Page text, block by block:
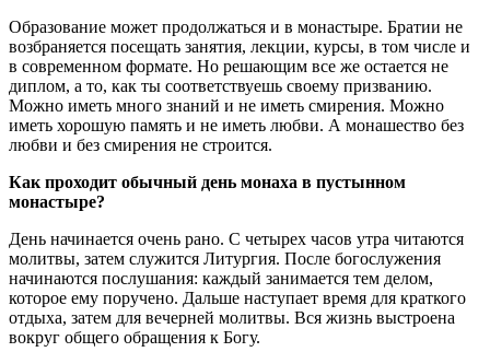
Образование может продолжаться и в монастыре. Братии не
возбраняется посещать занятия, лекции, курсы, в том числе и
в современном формате. Но решающим все же остается не
диплом, а то, как ты соответствуешь своему призванию.
Можно иметь много знаний и не иметь смирения. Можно
иметь хорошую память и не иметь любви. А монашество без
любви и без смирения не строится.
Как проходит обычный день монаха в пустынном
монастыре?
День начинается очень рано. С четырех часов утра читаются
молитвы, затем служится Литургия. После богослужения
начинаются послушания: каждый занимается тем делом,
которое ему поручено. Дальше наступает время для краткого
отдыха, затем для вечерней молитвы. Вся жизнь выстроена
вокруг общего обращения к Богу.